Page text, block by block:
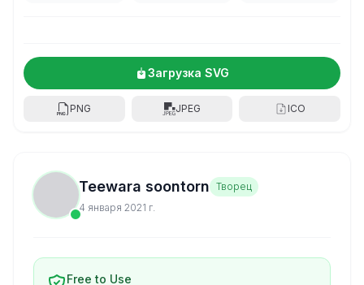
Загрузка SVG
PNG JPEG ICO
Teewara soontorn Творец
4 января 2021 г.
Free to Use